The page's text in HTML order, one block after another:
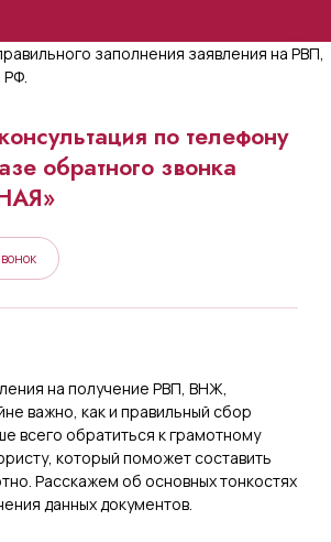
по телефону
обратного звонка
на получение РВП, ВНЖ,
важно, как и правильный сбор
всего обратиться к грамотному
который поможет составить
Расскажем об основных тонкостях
данных документов.